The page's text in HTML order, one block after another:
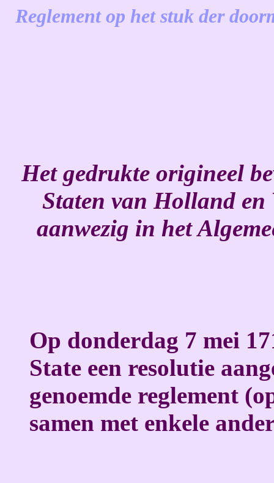
Reglement op het stuk der
Het gedrukte origineel
Staten van Holland en
aanwezig in het
Op donderdag 7 mei
State een resolutie
genoemde reglement
samen met enkele